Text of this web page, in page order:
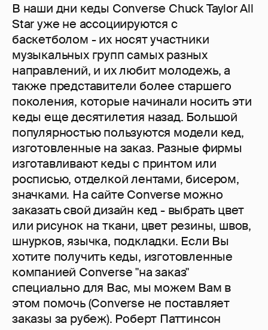
В наши дни кеды Converse Chuck Taylor All
Star уже не ассоциируются с
баскетболом - их носят участники
музыкальных групп самых разных
направлений, и их любит молодежь, а
также представители более старшего
поколения, которые начинали носить эти
кеды еще десятилетия назад. Большой
популярностью пользуются модели кед,
изготовленные на заказ. Разные фирмы
изготавливают кеды с принтом или
росписью, отделкой лентами, бисером,
значками. На сайте Converse можно
заказать свой дизайн кед - выбрать цвет
или рисунок на ткани, цвет резины, швов,
шнурков, язычка, подкладки. Если Вы
хотите получить кеды, изготовленные
компанией Converse "на заказ"
специально для Вас, мы можем Вам в
этом помочь (Converse не поставляет
заказы за рубеж). Роберт Паттинсон